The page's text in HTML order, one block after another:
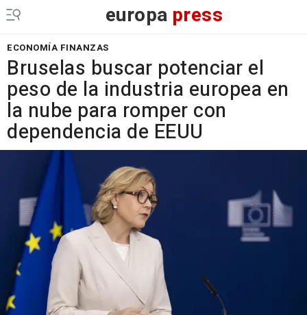
europa press
ECONOMÍA FINANZAS
Bruselas buscar potenciar el
peso de la industria europea en
la nube para romper con
dependencia de EEUU